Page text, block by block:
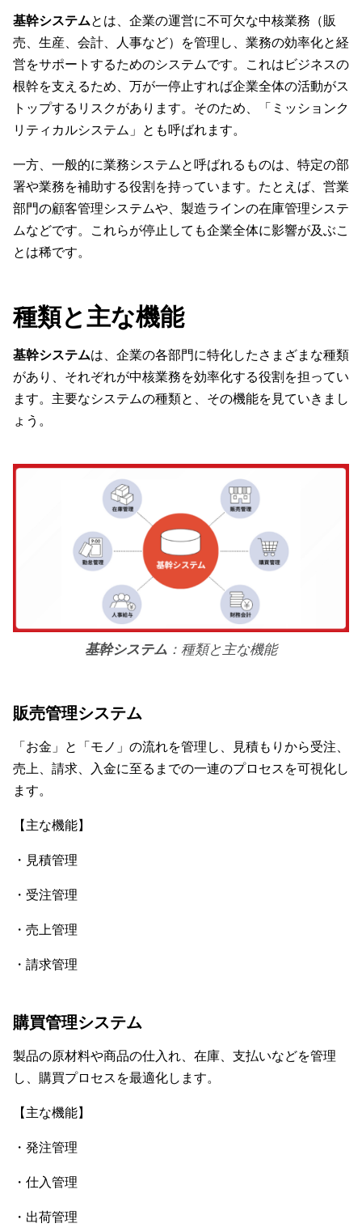
基幹システムとは、企業の運営に不可欠な中核業務（販
売、生産、会計、人事など）を管理し、業務の効率化と経
営をサポートするためのシステムです。これはビジネスの
根幹を支えるため、万が一停止すれば企業全体の活動がス
トップするリスクがあります。そのため、「ミッションク
リティカルシステム」とも呼ばれます。
一方、一般的に業務システムと呼ばれるものは、特定の部
署や業務を補助する役割を持っています。たとえば、営業
部門の顧客管理システムや、製造ラインの在庫管理システ
ムなどです。これらが停止しても企業全体に影響が及ぶこ
とは稀です。
種類と主な機能
基幹システムは、企業の各部門に特化したさまざまな種類
があり、それぞれが中核業務を効率化する役割を担ってい
ます。主要なシステムの種類と、その機能を見ていきまし
ょう。
基幹システム ：種類と主な機能
販売管理システム
「お金」と「モノ」の流れを管理し、見積もりから受注、
売上、請求、入金に至るまでの一連のプロセスを可視化し
ます。
【主な機能】
・見積管理
・受注管理
・売上管理
・請求管理
購買管理システム
製品の原材料や商品の仕入れ、在庫、支払いなどを管理
し、購買プロセスを最適化します。
【主な機能】
・発注管理
・仕入管理
・出荷管理